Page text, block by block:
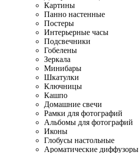
Картины
Панно настенные
Постеры
Интерьерные часы
Подсвечники
Гобелены
Зеркала
Минибары
Шкатулки
Ключницы
Кашпо
Домашние свечи
Рамки для фотографий
Альбомы для фотографий
Иконы
Глобусы настольные
Ароматические диффузоры